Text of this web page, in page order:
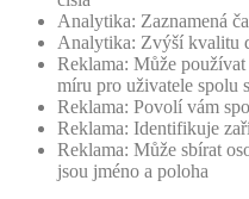
Analytika: Zaznamená
Analytika: Zvýší kvalitu
Reklama: Může
míru pro uživatele spolu
Reklama: Povolí vám
Reklama: Identifikuje
Reklama: Může sbírat
jsou jméno a poloha